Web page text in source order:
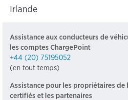
Irlande
Assistance aux conducteurs de
les comptes ChargePoint
+44 (20) 75195052
(en tout temps)
Assistance pour les propriétaires de
certifiés et les partenaires